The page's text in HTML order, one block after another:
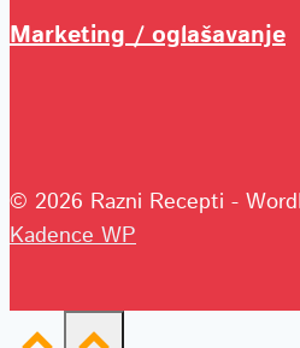
Marketing / oglašavanje
© 2026 Razni Recepti -
Kadence WP